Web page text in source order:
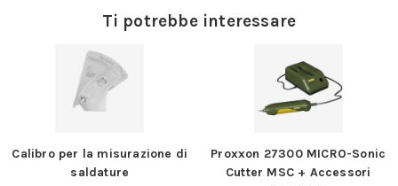
Ti potrebbe interessare
Calibro per la misurazione di
saldature
Proxxon 27300 MICRO-Sonic
Cutter MSC + Accessori